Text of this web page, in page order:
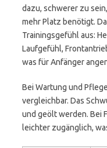
dazu, schwerer zu
mehr Platz benötigt.
Trainingsgefühl aus:
Laufgefühl,
was für Anfänger
Bei Wartung und
vergleichbar. Das
und geölt werden. Bei
leichter zugänglich,